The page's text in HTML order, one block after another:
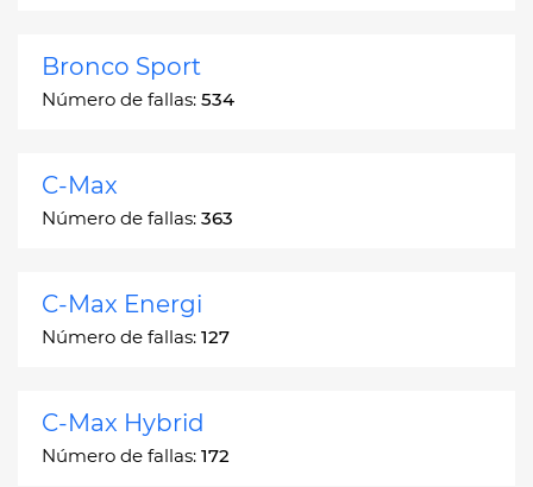
Bronco Sport
Número de fallas: 534
C-Max
Número de fallas: 363
C-Max Energi
Número de fallas: 127
C-Max Hybrid
Número de fallas: 172